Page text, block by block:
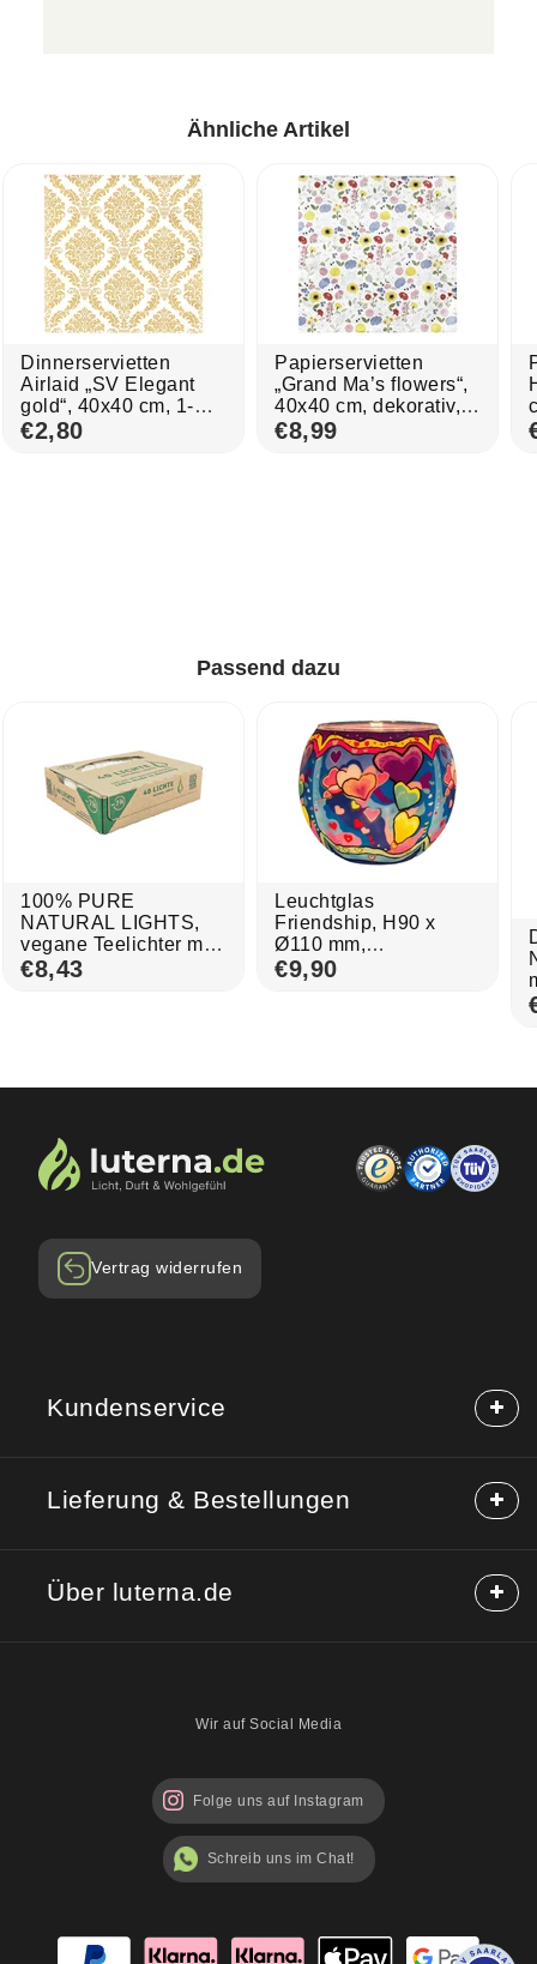
Ähnliche Artikel
Dinnerservietten
Airlaid „SV Elegant
gold“, 40x40 cm, 1-
lagig, Home
Fashion®, 12 Stück
€2,80
Papierservietten
„Grand Ma’s flowers“,
40x40 cm, dekorativ,
Ib Laursen, 50 Stück
€8,99
Passend dazu
100% PURE
NATURAL LIGHTS,
vegane Teelichter mit
100%
Rapswachsfüllung,
€8,43
Leuchtglas
Friendship, H90 x
Ø110 mm,
KERZENFARM HAHN
€9,90
Vertrag widerrufen
Kundenservice
Hilfe & Kontakt
Rücksendung
Lieferung & Bestellungen
Rabattcodes
Über luterna.de
Wir auf Social Media
Folge uns auf Instagram
Schreib uns im Chat!